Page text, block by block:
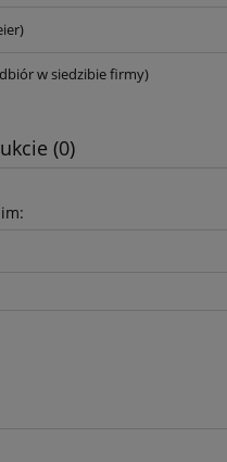
w siedzibie firmy)
(0)